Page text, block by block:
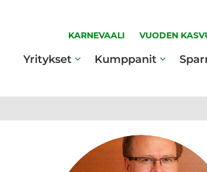
KARNEVAALI VUODEN
Yritykset Kumppanit